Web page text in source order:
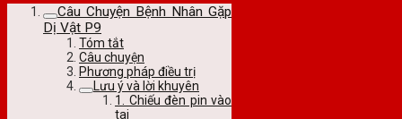
Câu Chuyện Bệnh Nhân Gặp
Dị Vật P9
Tóm tắt
Câu chuyện
Phương pháp điều trị
Lưu ý và lời khuyên
1. Chiếu đèn pin vào
tai